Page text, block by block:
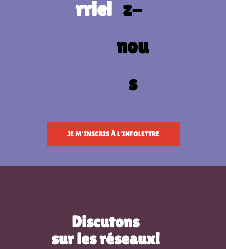
JE M'INSCRIS À L'INFOLETTRE
Discutons
sur les réseaux!